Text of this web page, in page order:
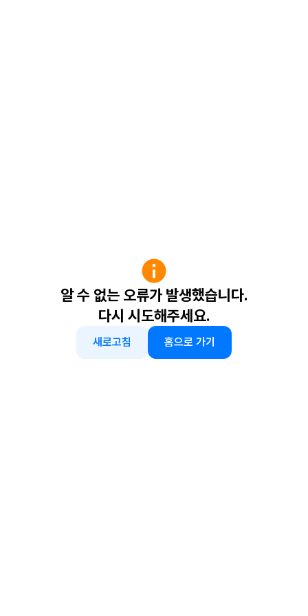
알 수 없는 오류가 발생했습니다.
다시 시도해주세요.
새로고침 홈으로 가기